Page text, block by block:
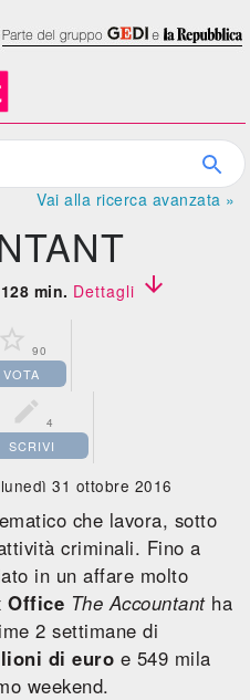
Vai alla ricerca avanzata »
128 min. Dettagli 
 90
VOTA
 4
SCRIVI
31 ottobre 2016
che lavora, sotto
criminali. Fino a
in un affare molto
Office The Accountantha
2 settimane di
di euro e 549 mila
weekend.